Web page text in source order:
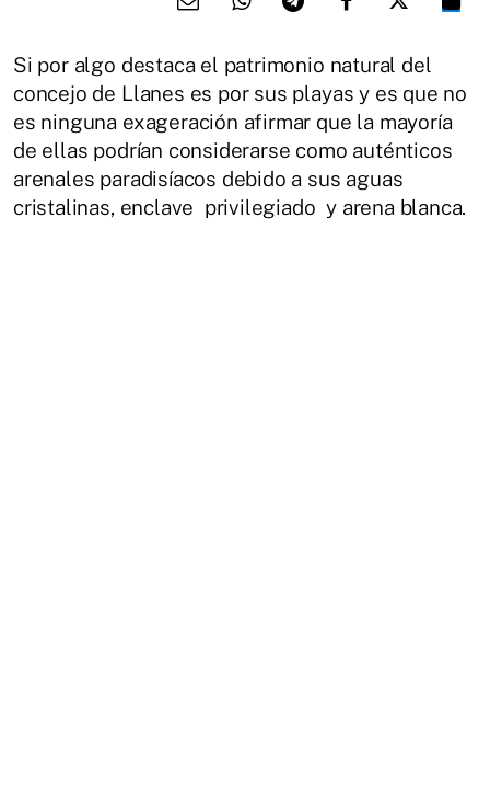
Si por algo destaca el patrimonio natural del
concejo de Llanes es por sus playas y es que no
es ninguna exageración afirmar que la mayoría
de ellas podrían considerarse como auténticos
arenales paradisíacos debido a sus aguas
cristalinas, enclave privilegiado y arena blanca.